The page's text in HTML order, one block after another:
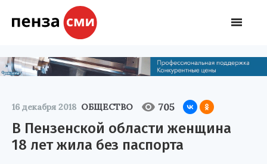
16 декабря 2018 ОБЩЕСТВО 705
В Пензенской области женщина
18 лет жила без паспорта